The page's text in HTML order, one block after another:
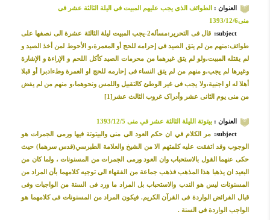
العنوان :
الطوائف الذی یجب علیهم المبیت فی الیلة الثالثة عشر فی
منی1393/12/6
subject:
قال فی التحریر:مسأله2-یجب المبیت لیلة الثالثة عشرة الی نصفها علی
طوائف:منهم من لم یتق الصید فی إحرامه للحج أو المعمرة،و الأحوط لمن أخذ الصید و
لم یقتله المبیت،ولو لم یتق غیرهما من محرمات الصید کأکل اللحم و الإراءة و الإشارة
وغیرها لم یجب،و منهم من لم یتق النساء فی إحارمه للحج او العمرة وطءادبرا أو قبلا
أهلا له او اجنبیة،ولا یجب فی غیر الوطئ کالتقبیل واللمس ونحوهما،و منهم من لم یفض
من منی یوم الثانی عشر وأدراک غروب الثالث عشر[1]
العنوان : بیتوتة اللیلة الثالثة عشر في منی 1393/12/5
subject:
مر الکلام في ان حکم العود الی منی والبیتوتة فیها ورمی الجمرات هو
الوجوب وقد اتفقت علیه کلمتهم الا من الشیخ والعلامة الطبرسي(قدس سرهما) حیث
حکی عنهما القول بالاستحباب وان العود ورمی الجمرات من المسنونات ، ولما کان من
البعید ان یذهبا هذا المذهب فذهب جماعة من الفقهاء الی توجیه کلامهما بأن المراد من
المسنونات لیس هو الندب والاستحباب بل المراد ما ورد فی السنة من الواجبات وفی
قبال الفرائض الواردة فی القرآن الکریم. فیکون المراد من المسنونات فی کلامهما هو
الواجب الواردة فی السنة .